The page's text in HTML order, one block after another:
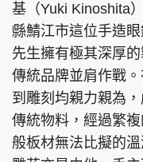
親子王
頭條搵工
基（Yuki Kinoshita
縣鯖江市這位手造
先生擁有極其深厚
傳統品牌並肩作戰
到雕刻均親力親為
傳統物料，經過繁
般板材無法比擬的